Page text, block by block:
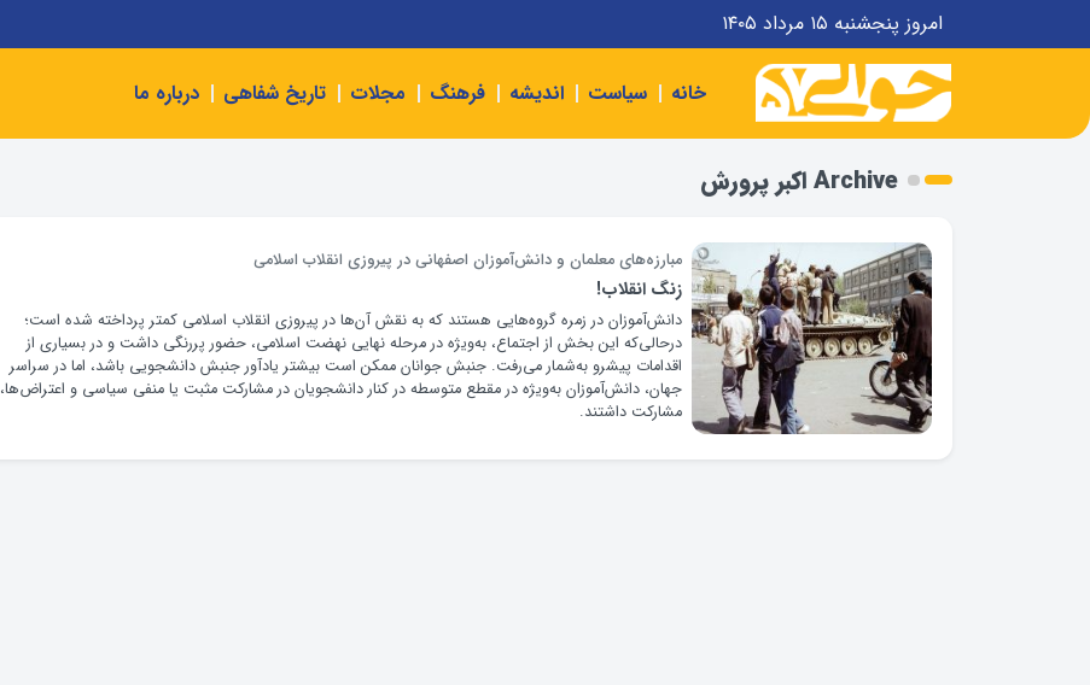
امروز پنجشنبه ۱۵ مرداد ۱۴۰۵
خانه سیاست اندیشه فرهنگ مجلات تاریخ شفاهی درباره ما
Archive اکبر پرورش
مبارزه‌های معلمان و دانش‌آموزان اصفهانی در پیروزی انقلاب اسلامی
زنگ انقلاب!
دانش‌آموزان در زمره گروه‌هایی هستند که به نقش آن‌ها در پیروزی انقلاب اسلامی کمتر پرداخته شده است؛
درحالی‌که این بخش از اجتماع، به‌ویژه در مرحله نهایی نهضت اسلامی، حضور پررنگی داشت و در بسیاری از
اقدامات پیشرو به‌شمار می‌رفت. جنبش جوانان ممکن است بیشتر یادآور جنبش دانشجویی باشد، اما در سراسر
جهان، دانش‌آموزان به‌ویژه در مقطع متوسطه در کنار دانشجویان در مشارکت مثبت یا منفی سیاسی و اعتراض‌ها،
مشارکت داشتند.